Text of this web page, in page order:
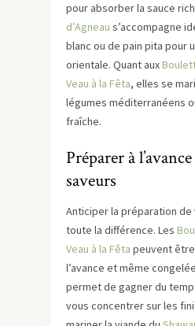
pour absorber la sauce
d’Agneau s’accompagne
blanc ou de pain pita pour
orientale. Quant aux
Veau à la Fêta, elles se
légumes méditerranéens
fraîche.
Préparer à
saveurs
Anticiper la préparation
toute la différence. Les
Veau à la Fêta peuvent
l’avance et même
permet de gagner du
vous concentrer sur les